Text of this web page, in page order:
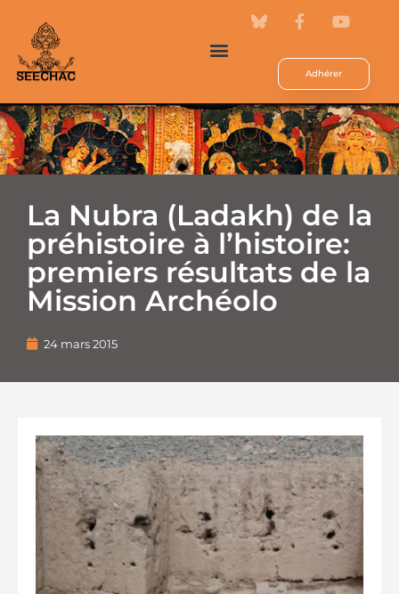
Adhérer
La Nubra (Ladakh) de la
préhistoire à l’histoire:
premiers résultats de la
Mission Archéolo
24 mars 2015